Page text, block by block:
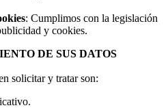
: Cumplimos con la legislación
y cookies.
DE SUS DATOS
solicitar y tratar son: